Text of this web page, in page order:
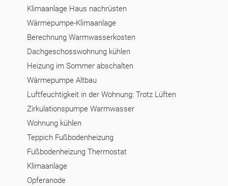
Klimaanlage Haus nachrüsten
Wärmepumpe-Klimaanlage
Berechnung Warmwasserkosten
Dachgeschosswohnung kühlen
Heizung im Sommer abschalten
Wärmepumpe Altbau
Luftfeuchtigkeit in der Wohnung: Trotz Lüften
Zirkulationspumpe Warmwasser
Wohnung kühlen
Teppich Fußbodenheizung
Fußbodenheizung Thermostat
Klimaanlage
Opferanode